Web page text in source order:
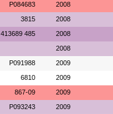
P084683 2008
3815 2008
413689 485 2008
2008
P091988 2009
6810 2009
867-09 2009
P093243 2009